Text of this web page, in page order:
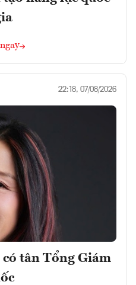
22:18, 07/08/2026
tân Tổng Giám